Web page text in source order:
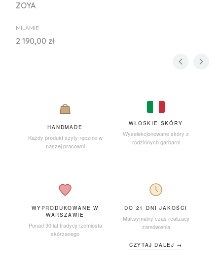
ZOYA
PRODUCENT
MILAMIE
Cena
2 190,00 zł
HANDMADE
Każdy produkt szyty ręcznie w
naszej pracowni
WŁOSKIE SKÓRY
Wyselekcjonowane skóry z
rodzinnych garbarni
WYPRODUKOWANE W
WARSZAWIE
Ponad 30 lat tradycji rzemiosła
skórzanego
DO 21 DNI JAKOŚCI
Maksymalny czas realizacji
zamówienia
CZYTAJ DALEJ →